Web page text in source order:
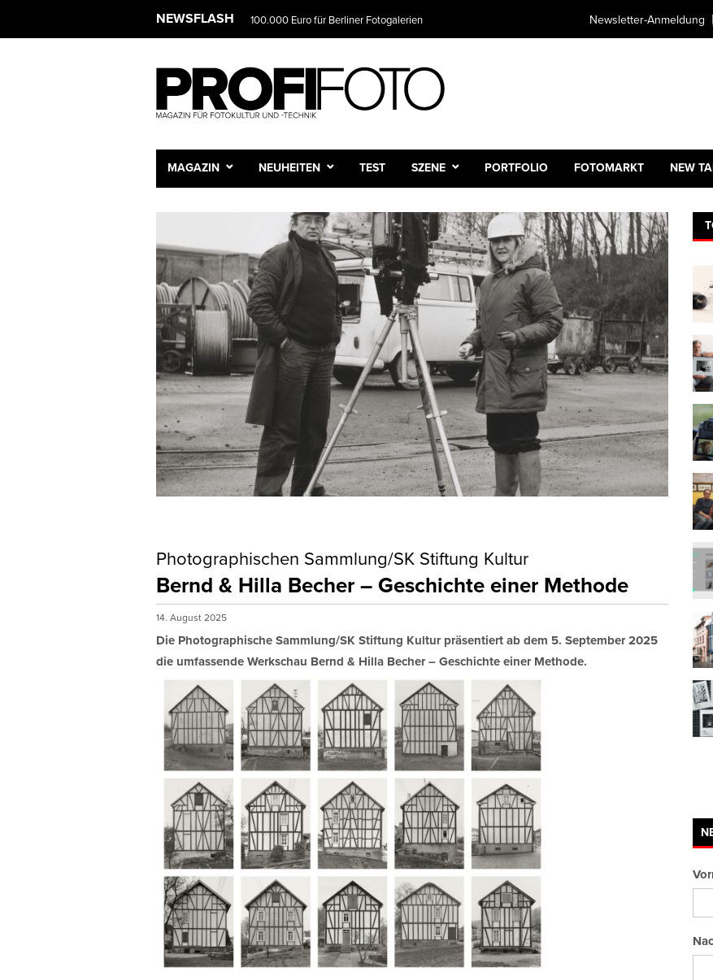
NEWSFLASH 100.000 Euro für Berliner Fotogalerien Newsletter-Anmeldung
MAGAZIN NEUHEITEN TEST SZENE PORTFOLIO FOTOMARKT NEW
Photographischen Sammlung/SK Stiftung Kultur
Bernd & Hilla Becher – Geschichte einer Methode
14. August 2025
Die Photographische Sammlung/SK Stiftung Kultur präsentiert ab dem 5. September 2025
die umfassende Werkschau Bernd & Hilla Becher – Geschichte einer Methode.